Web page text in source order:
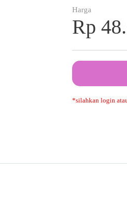
Harga
Rp
*silahkan login